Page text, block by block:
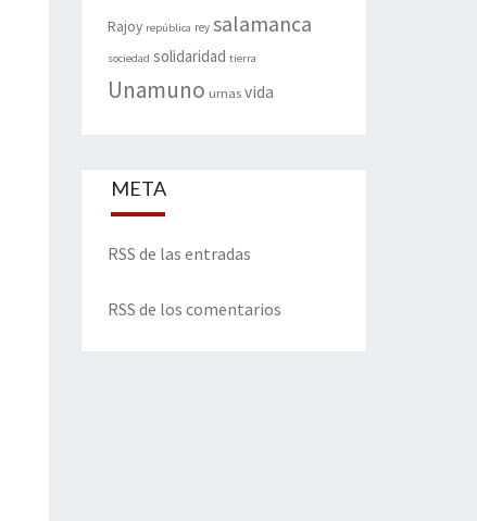
Rajoy república rey salamanca
sociedad solidaridad tierra
Unamuno urnas vida
META
RSS de las entradas
RSS de los comentarios